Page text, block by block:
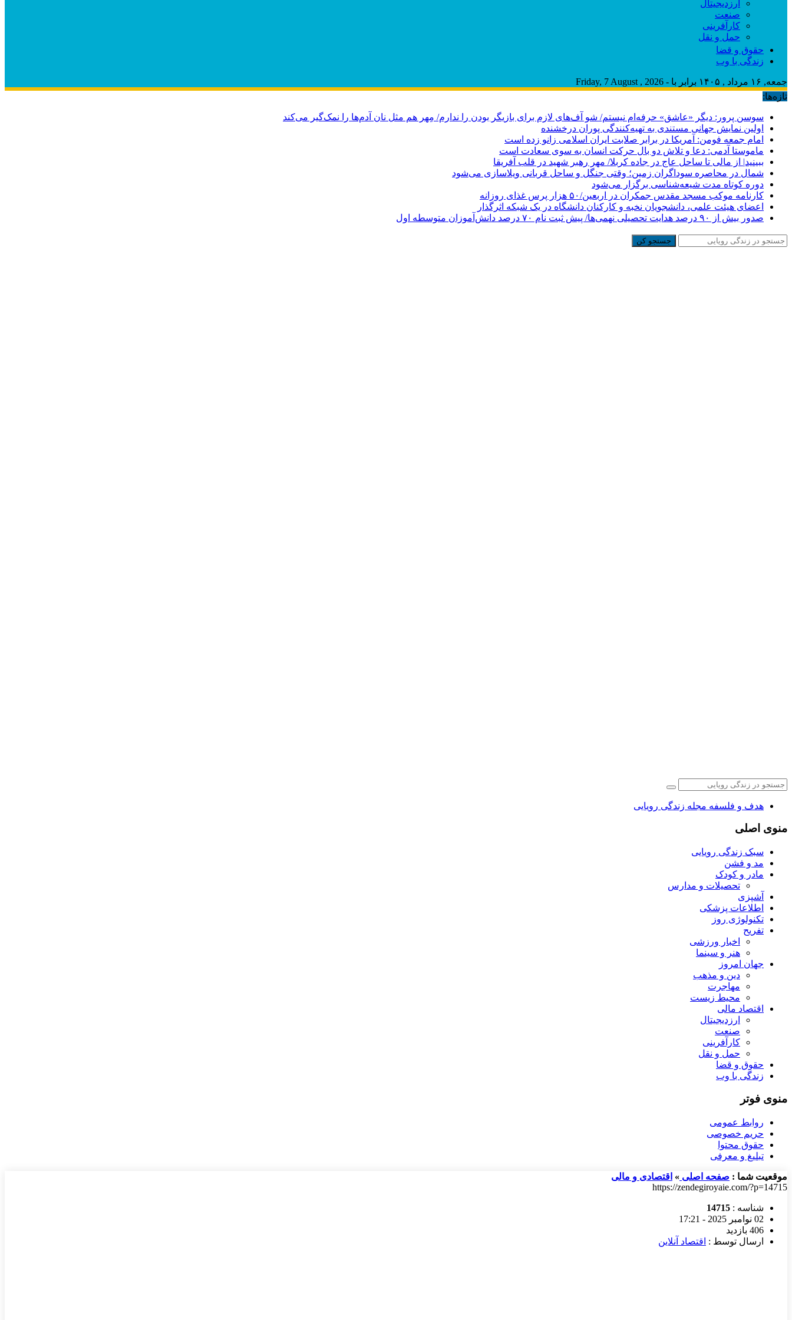
ارزدیجیتال
صنعت
کارآفرینی
حمل و نقل
حقوق و قضا
زندگی با وب
جمعه, ۱۶ مرداد , ۱۴۰۵ برابر با - Friday, 7 August , 2026
تازه‌ها:
سوسن پرور: دیگر «عاشق» حرفه‌ام نیستم/ شو آف‌های لازم برای بازیگر بودن را ندارم/ مِهر هم مثل نان آدم‌ها را نمک‌گیر می‌کند
اولین نمایش جهانی مستندی به تهیه‌کنندگی پوران درخشنده
امام جمعه فومن: آمریکا در برابر صلابت ایران اسلامی زانو زده است
ماموستا آدمی: دعا و تلاش دو بال حرکت انسان به سوی سعادت است
ببینید| از مالی تا ساحل عاج در جاده کربلا/ مهر رهبر شهید در قلب آفریقا
شمال در محاصره سوداگران زمین؛ وقتی جنگل و ساحل قربانی ویلاسازی می‌شود
دوره کوتاه مدت شیعه‌شناسی برگزار می‌شود
کارنامه موکب مسجد مقدس جمکران در اربعین/۵۰ هزار پرس غذای روزانه
اعضای هیئت علمی، دانشجویان نخبه و کارکنان دانشگاه در یک شبکه‌ اثرگذار
صدور بیش از ۹۰ درصد هدایت تحصیلی نهمی‌ها/ پیش ثبت نام ۷۰ درصد دانش‌آموزان متوسطه اول
جستجو کن
هدف و فلسفه مجله زندگی رویایی
منوی اصلی
سبک زندگی رویایی
مد و فشن
مادر و کودک
تحصیلات و مدارس
آشپزی
اطلاعات پزشکی
تکنولوژی روز
تفریح
اخبار ورزشی
هنر و سینما
جهان امروز
دین و مذهب
مهاجرت
محیط زیست
اقتصاد مالی
ارزدیجیتال
صنعت
کارآفرینی
حمل و نقل
حقوق و قضا
زندگی با وب
منوی فوتر
روابط عمومی
حریم خصوصی
حقوق محتوا
تبلیغ و معرفی
موقعیت شما : صفحه اصلی » اقتصادی و مالی
https://zendegiroyaie.com/?p=14715
شناسه : 14715
02 نوامبر 2025 - 17:21
406 بازدید
ارسال توسط : اقتصاد آنلاین